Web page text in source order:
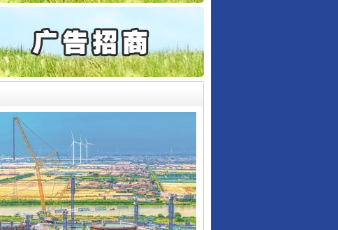
中国发起首例对外贸易国家安全..
官方通报西安赛格商场坠亡事件
从“无产可执”到“全额执行”
最高检抗诉的疑难复杂刑事案件
行业协会接连发公告
让核能赋能千行百业